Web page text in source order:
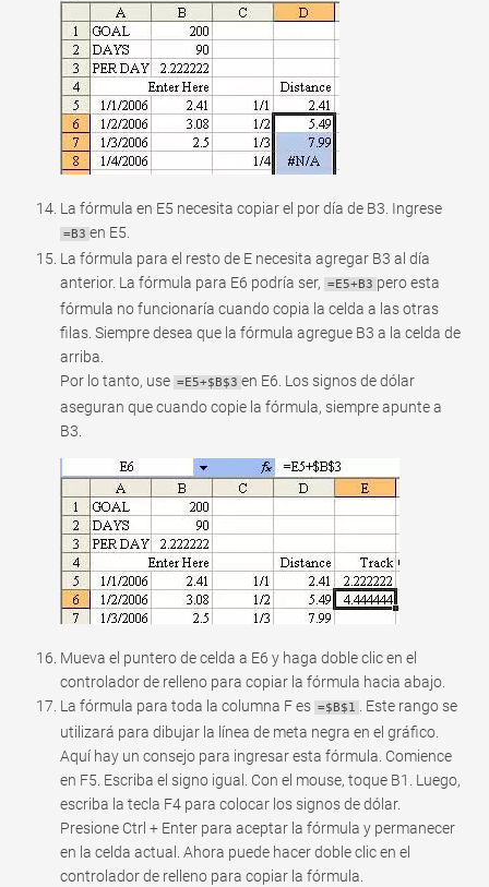
La fórmula en E5 necesita copiar el por día de B3. Ingrese
=B3 en E5.
La fórmula para el resto de E necesita agregar B3 al día
anterior. La fórmula para E6 podría ser, =E5+B3 pero esta
fórmula no funcionaría cuando copia la celda a las otras
filas. Siempre desea que la fórmula agregue B3 a la celda de
arriba.
Por lo tanto, use =E5+$B$3 en E6. Los signos de dólar
aseguran que cuando copie la fórmula, siempre apunte a
B3.
Mueva el puntero de celda a E6 y haga doble clic en el
controlador de relleno para copiar la fórmula hacia abajo.
La fórmula para toda la columna F es =$B$1
. Este rango se
utilizará para dibujar la línea de meta negra en el gráfico.
Aquí hay un consejo para ingresar esta fórmula. Comience
en F5. Escriba el signo igual. Con el mouse, toque B1. Luego,
escriba la tecla F4 para colocar los signos de dólar.
Presione Ctrl + Enter para aceptar la fórmula y permanecer
en la celda actual. Ahora puede hacer doble clic en el
controlador de relleno para copiar la fórmula.